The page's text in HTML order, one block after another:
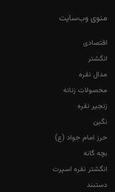
منوی وب‌سایت
اقتصادی
انگشتر
مدال نقره
محصولات زنانه
زنجیر نقره
نگین
حرز امام جواد (ع)
بچه گانه
انگشتر نقره اسپرت
دستبند